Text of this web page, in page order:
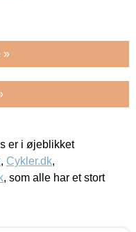
»
er i øjeblikket
, Cykler.dk,
, som alle har et stort